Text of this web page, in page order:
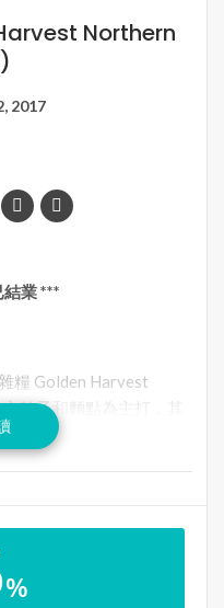
Northern
2017
業 ***
糧 Golden Harvest
餃子和麵點為主打，其
巧花心思在各式菜餚中
健康，這點值得一讚！
Richmond Hill, ON L4B
%